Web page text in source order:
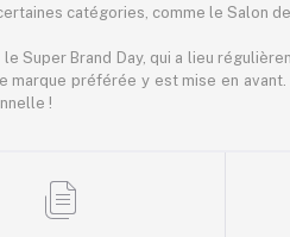
catégories, comme le Salon
le Super Brand Day, qui a lieu
marque préférée y est mise en
!